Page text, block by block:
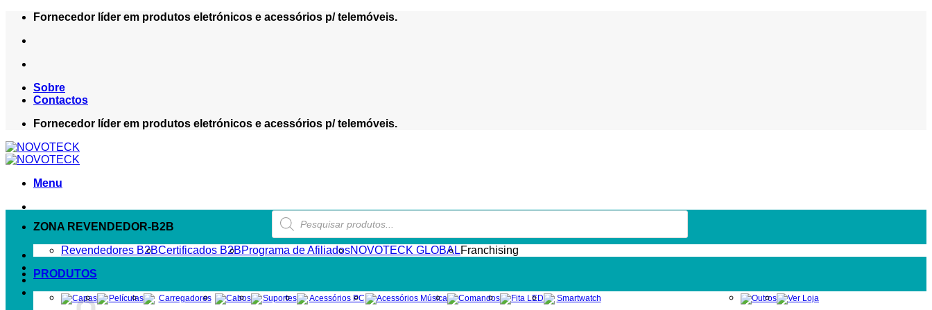
Skip
content
Fornecedor líder em produtos eletrónicos e acessórios p/ telemóveis.
Sobre
Contactos
Fornecedor líder em produtos eletrónicos e acessórios p/ telemóveis.
Menu
Products
search
ZONA REVENDEDOR-B2B
Revendedores B2BCertificados B2BPrograma de AfiliadosNOVOTECK GLOBALFranchising
PRODUTOS